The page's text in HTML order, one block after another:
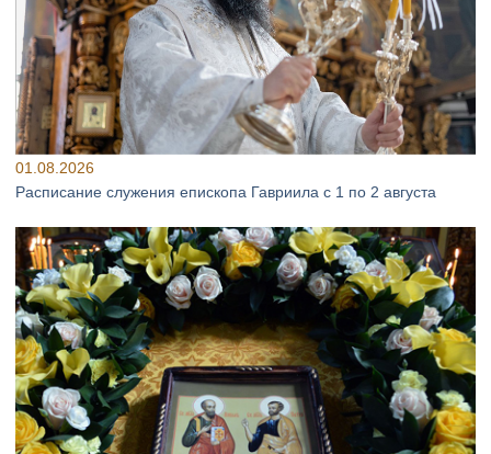
01.08.2026
Расписание служения епископа Гавриила с 1 по 2 августа